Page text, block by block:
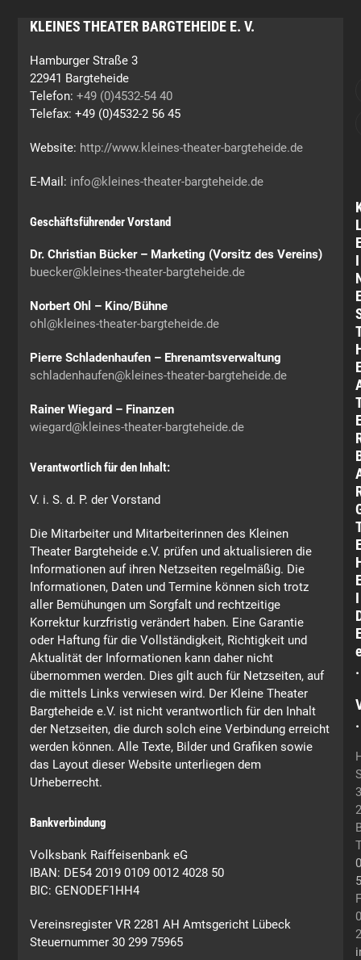
KLEINES THEATER BARGTEHEIDE E. V.
Hamburger Straße 3
22941 Bargteheide
Telefon:+49 (0)4532-54 40
Telefax: +49 (0)4532-2 56 45
Website: http://www.kleines-theater-bargteheide.de
E-Mail: info@kleines-theater-bargteheide.de
Geschäftsführender Vorstand
Dr. Christian Bücker – Marketing (Vorsitz des Vereins)
buecker@kleines-theater-bargteheide.de
Norbert Ohl – Kino/Bühne
ohl@kleines-theater-bargteheide.de
Pierre Schladenhaufen – Ehrenamtsverwaltung
schladenhaufen@kleines-theater-bargteheide.de
Rainer Wiegard – Finanzen
wiegard@kleines-theater-bargteheide.de
Verantwortlich für den Inhalt:
V. i. S. d. P. der Vorstand
Die Mitarbeiter und Mitarbeiterinnen des Kleinen
Theater Bargteheide e.V. prüfen und aktualisieren die
Informationen auf ihren Netzseiten regelmäßig. Die
Informationen, Daten und Termine können sich trotz
aller Bemühungen um Sorgfalt und rechtzeitige
Korrektur kurzfristig verändert haben. Eine Garantie
oder Haftung für die Vollständigkeit, Richtigkeit und
Aktualität der Informationen kann daher nicht
übernommen werden. Dies gilt auch für Netzseiten, auf
die mittels Links verwiesen wird. Der Kleine Theater
Bargteheide e.V. ist nicht verantwortlich für den Inhalt
der Netzseiten, die durch solch eine Verbindung erreicht
werden können. Alle Texte, Bilder und Grafiken sowie
das Layout dieser Website unterliegen dem
Urheberrecht.
Bankverbindung
Volksbank Raiffeisenbank eG
IBAN: DE54 2019 0109 0012 4028 50
BIC: GENODEF1HH4
Vereinsregister VR 2281 AH Amtsgericht Lübeck
Steuernummer 30 299 75965
I
I
.
.
3